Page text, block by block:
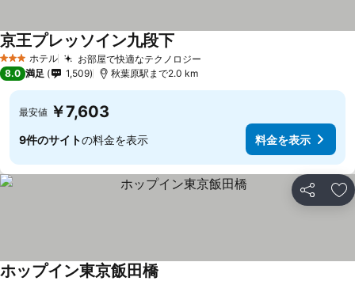
3 ホテルのランク
ホテル お部屋で快適なテクノロジー
京王プレッソイン九段下
8.0 満足 1,509 秋葉原駅まで2.0 km
最安値 ￥7,603
9件のサイトの料金を表示 料金を表示
シェア お
ホップイン東京飯田橋